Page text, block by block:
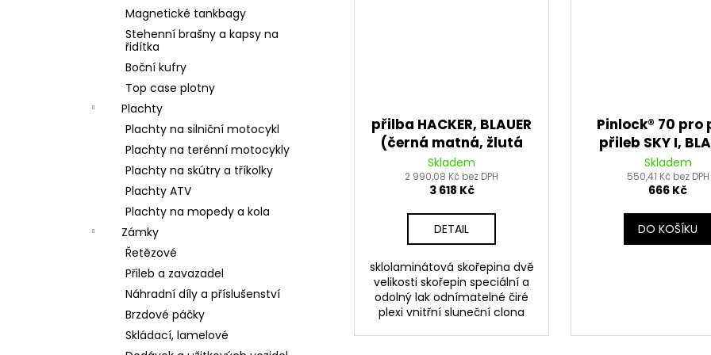
Magnetické tankbagy
Stehenní brašny a kapsy na
řidítka
Boční kufry
Top case plotny
Plachty
Plachty na silniční motocykl
Plachty na terénní motocykly
Plachty na skútry a tříkolky
Plachty ATV
Plachty na mopedy a kola
Zámky
Řetězové
Přileb a zavazadel
Náhradní díly a příslušenství
Brzdové páčky
Skládací, lamelové
přilba HACKER, BLAUER
(černá matná, žlutá
fluo)
Skladem
2 990,08 Kč bez DPH
3 618 Kč
DETAIL
sklolaminátová skořepina dvě
velikosti skořepin speciální a
odolný lak odnímatelné čiré
plexi vnitřní sluneční clona
Pinlock® 70 pro
přileb SKY I,
(čirý, pro model
do roku 2017)
Skladem
550,41 Kč bez DPH
666 Kč
DO KOŠÍKU